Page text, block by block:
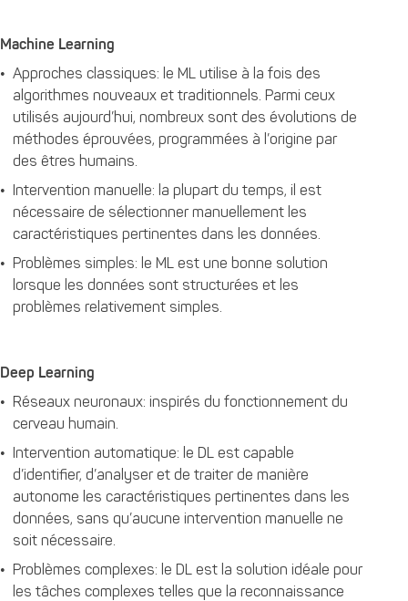
Machine Learning
Approches classiques: le ML utilise à la fois des
algorithmes nouveaux et traditionnels. Parmi ceux
utilisés aujourd’hui, nombreux sont des évolutions de
méthodes éprouvées, programmées à l’origine par
des êtres humains.
Intervention manuelle: la plupart du temps, il est
nécessaire de sélectionner manuellement les
caractéristiques pertinentes dans les données.
Problèmes simples: le ML est une bonne solution
lorsque les données sont structurées et les
problèmes relativement simples.
Deep Learning
Réseaux neuronaux: inspirés du fonctionnement du
cerveau humain.
Intervention automatique: le DL est capable
d’identifier, d’analyser et de traiter de manière
autonome les caractéristiques pertinentes dans les
données, sans qu’aucune intervention manuelle ne
soit nécessaire.
Problèmes complexes: le DL est la solution idéale pour
les tâches complexes telles que la reconnaissance